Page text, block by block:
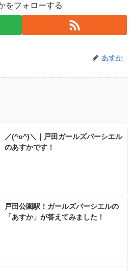
をフォローする
あすか
／(^o^)＼｜戸田ガールズバーシエル
のあすかです！
戸田公園駅！ガールズバーシエルの
「あすか」が答えてみました！